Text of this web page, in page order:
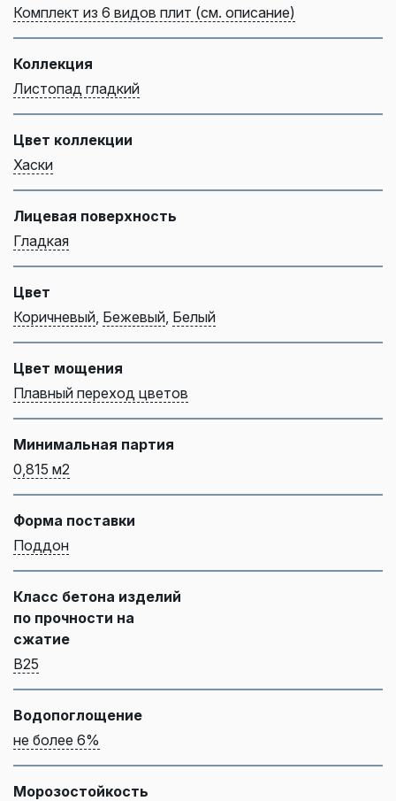
Комплект из 6 видов плит (см. описание)
Коллекция
Листопад гладкий
Цвет коллекции
Хаски
Лицевая поверхность
Гладкая
Цвет
Коричневый Бежевый Белый
Цвет мощения
Плавный переход цветов
Минимальная партия
0,815 м2
Форма поставки
Поддон
Класс бетона изделий
по прочности на
сжатие
B25
Водопоглощение
не более 6%
Морозостойкость